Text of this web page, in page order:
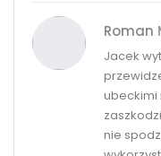
Roman
Jacek
nie